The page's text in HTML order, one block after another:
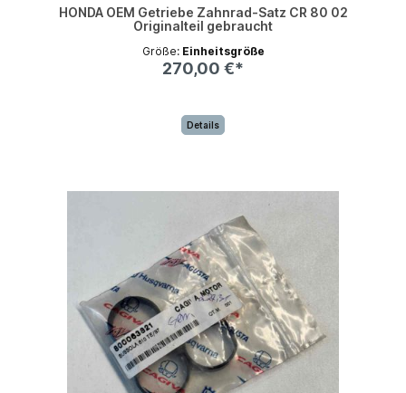
HONDA OEM Getriebe Zahnrad-Satz CR 80 02
Originalteil gebraucht
Größe: Einheitsgröße
270,00 €*
Details